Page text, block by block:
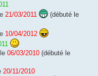
21/03/2011
(débuté le
10/04/2012
06/03/2010 (débuté le
20/11/2010